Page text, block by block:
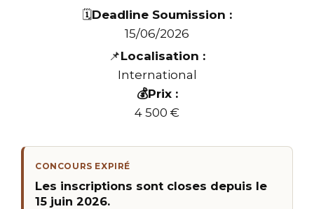
🗓️Deadline Soumission :
15/06/2026
📌Localisation :
International
💰Prix :
4 500 €
CONCOURS EXPIRÉ
Les inscriptions sont closes depuis le
15 juin 2026.